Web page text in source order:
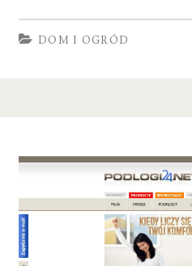
ProEko
Instalacje
DOM I OGRÓD